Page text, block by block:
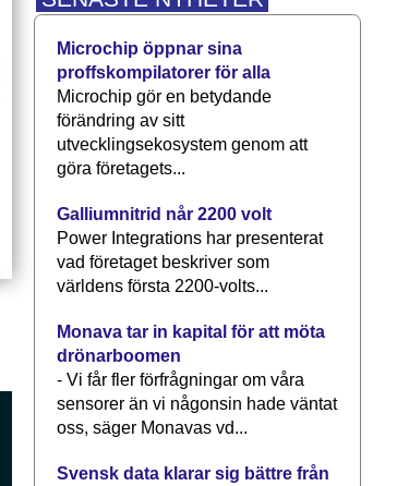
Microchip öppnar sina
proffskompilatorer för alla
Microchip gör en betydande
förändring av sitt
utvecklingsekosystem genom att
göra företagets...
Galliumnitrid når 2200 volt
Power Integrations har presenterat
vad företaget beskriver som
världens första 2200-volts...
Monava tar in kapital för att möta
drönarboomen
- Vi får fler förfrågningar om våra
sensorer än vi någonsin hade väntat
oss, säger Monavas vd...
Svensk data klarar sig bättre från